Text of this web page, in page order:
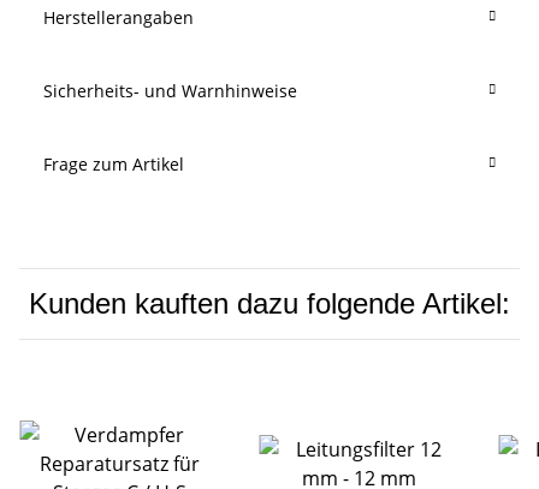
Herstellerangaben
Sicherheits- und Warnhinweise
Frage zum Artikel
Kunden kauften dazu folgende Artikel: